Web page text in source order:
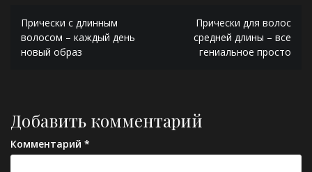
Навигация
по
записям
Прически с длинным
волосом – каждый день
новый образ
Прически для волос
средней длины – все
гениальное просто
Добавить комментарий
Комментарий *